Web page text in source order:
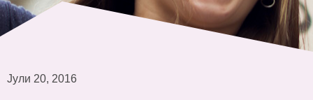
Јули 20, 2016